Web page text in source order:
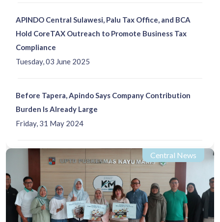
Tuesday, 03 June 2025
APINDO Central Sulawesi, Palu Tax Office, and BCA
Hold CoreTAX Outreach to Promote Business Tax
Compliance
Friday, 31 May 2024
Before Tapera, Apindo Says Company Contribution
Burden Is Already Large
Central News